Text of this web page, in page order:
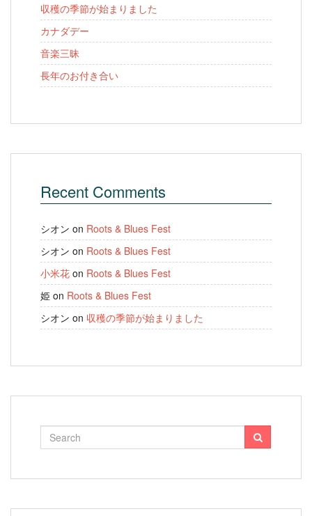
収穫の季節が始まりました
カナダデー
音楽三昧
長年のお付き合い
Recent Comments
シオン on Roots & Blues Fest
シオン on Roots & Blues Fest
小米花 on Roots & Blues Fest
姫 on Roots & Blues Fest
シオン on 収穫の季節が始まりました